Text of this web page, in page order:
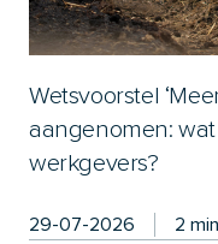
Wetsvoorstel
aangenomen:
werkgevers?
29-07-2026 2